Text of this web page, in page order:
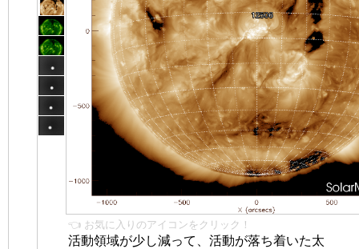
👈 お気に入りのアイコンをクリック！
活動領域が少し減って、活動が落ち着いた太